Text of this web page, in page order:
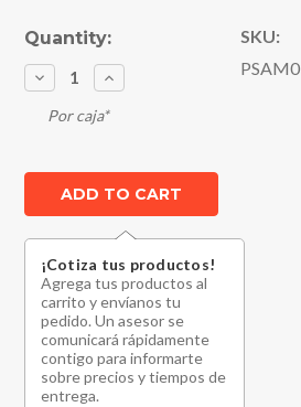
Current
Quantity:
Decrease
Quantity:
Increase
Quantity:
SKU:
PSAM0
Por caja*
¡Cotiza tus productos!
Agrega tus productos al
carrito y envíanos tu
pedido. Un asesor se
comunicará rápidamente
contigo para informarte
sobre precios y tiempos de
entrega.